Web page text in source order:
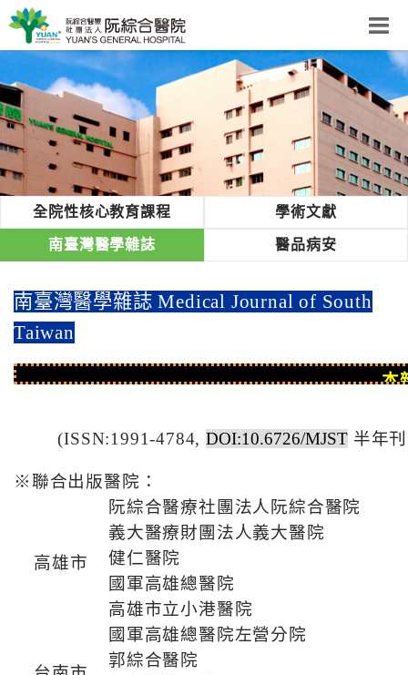
阮綜合醫院
粉絲團
網站導覽
Select Language ▼
回首頁
綜
健
康
護
識
全院性核心教育課程 學術文獻
南臺灣醫學雜誌 醫品病安
南臺灣醫學雜誌 Medical Journal of South
Taiwan
本
(ISSN:1991-4784,DOI:10.6726/MJST 半年
※聯合出版醫院：
高雄市
阮綜合醫療社團法人阮綜合醫院
義大醫療財團法人義大醫院
健仁醫院
國軍高雄總醫院
高雄市立小港醫院
國軍高雄總醫院左營分院
郭綜合醫院